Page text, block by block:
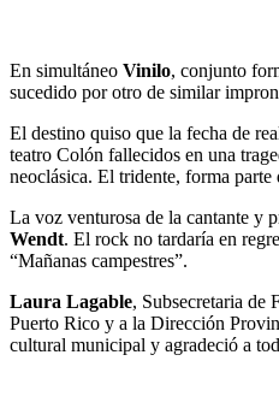
En simultáneo Vinilo, conjunto
sucedido por otro de similar
El destino quiso que la fecha de
teatro Colón fallecidos en una
neoclásica. El tridente, forma parte
La voz venturosa de la cantante y
Wendt. El rock no tardaría en
“Mañanas campestres”.
Laura Lagable, Subsecretaria de
Puerto Rico y a la Dirección
cultural municipal y agradeció a